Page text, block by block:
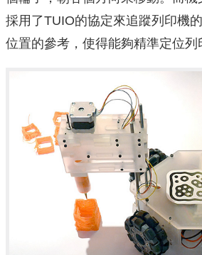
採用了TUIO的協定來追蹤列印機
位置的參考，使得能夠精準定位列